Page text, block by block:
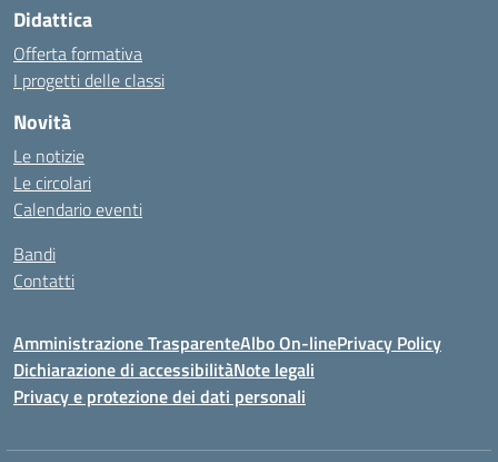
Didattica
Offerta formativa
I progetti delle classi
Novità
Le notizie
Le circolari
Calendario eventi
Bandi
Contatti
Amministrazione TrasparenteAlbo On-linePrivacy Policy
Dichiarazione di accessibilitàNote legali
Privacy e protezione dei dati personali